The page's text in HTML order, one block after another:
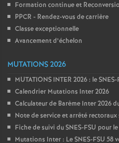
Formation continue et
PPCR - Rendez-vous de carrière
Classe exceptionnelle
Avancement d’échelon
MUTATIONS 2026
MUTATIONS INTER 2026 : le
Calendrier Mutations Inter 2026
Calculateur de Barème Inter 2026
Note de service et arrêté
Fiche de suivi du SNES-FSU pour
Mutations Inter : Le SNES-FSU 58